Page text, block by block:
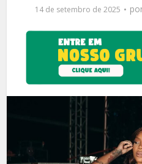
14 de setembro de 2025